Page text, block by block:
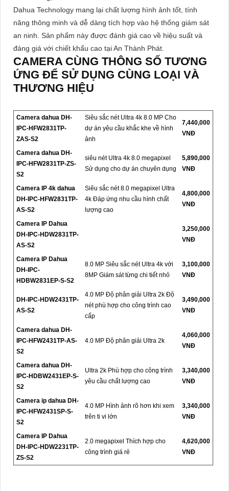
Dahua Technology mang lại chất lượng hình ảnh tốt, tính
năng thông minh và dễ dàng tích hợp vào hệ thống giám sát
an ninh. Sản phẩm này được đánh giá cao về hiệu suất và
đáng giá với chiết khấu cao tại An Thành Phát.
CAMERA CÙNG THÔNG SỐ TƯƠNG
ỨNG ĐỂ SỬ DỤNG CÙNG LOẠI VÀ
THƯƠNG HIỆU
Camera dahua DH-
IPC-HFW2831TP-
ZAS-S2
Siêu sắc nét Ultra 4k 8.0 MP Cho
dự án yêu cầu khắc khe về hình
ảnh
7,440,000
VNĐ
Camera dahua DH-
IPC-HFW2831TP-ZS-
S2
siêu nét Ultra 4k 8.0 megapixel
Sử dụng cho dự án chuyên dụng
5,890,000
VNĐ
Camera IP 4k dahua
DH-IPC-HFW2831TP-
AS-S2
Siêu sắc nét 8.0 megapixel Ultra
4k Đáp ứng nhu cầu hình chất
lượng cao
4,800,000
VNĐ
Camera IP Dahua
DH-IPC-HDW2831TP-
AS-S2
3,250,000
VNĐ
Camera IP Dahua
DH-IPC-
HDBW2831EP-S-S2
8.0 MP Siêu sắc nét Ultra 4k với
8MP Giám sát từng chi tiết nhỏ
3,100,000
VNĐ
DH-IPC-HDW2431TP-
AS-S2
4.0 MP Độ phân giải Ultra 2k Độ
nét phù hợp cho công trình cao
cấp
3,490,000
VNĐ
Camera dahua DH-
IPC-HFW2431TP-AS-
S2
4.0 MP Độ phân giải Ultra 2k
4,060,000
VNĐ
Camera dahua DH-
IPC-HDBW2431EP-S-
S2
Ultra 2k Phù hợp cho công trình
yêu cầu chất lượng cao
3,340,000
VNĐ
Camera ip dahua DH-
IPC-HFW2431SP-S-
S2
4.0 MP Hình ảnh rõ hơn khi xem
trên ti vi lớn
3,340,000
VNĐ
Camera IP Dahua
DH-IPC-HDW2231TP-
ZS-S2
2.0 megapixel Thích hợp cho
công trình giá rẻ
4,620,000
VNĐ